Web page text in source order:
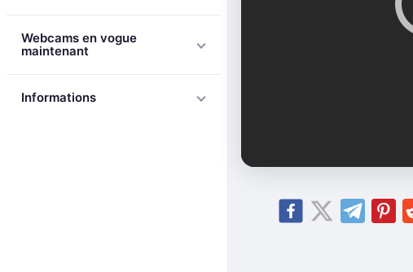
Webcams en vogue
maintenant
Informations